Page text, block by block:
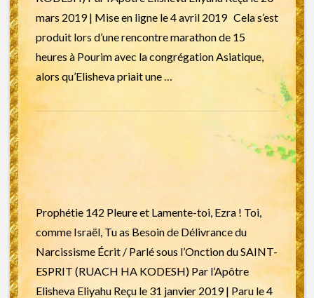
mars 2019 | Mise en ligne le 4 avril 2019 Cela s’est
produit lors d’une rencontre marathon de 15
heures à Pourim avec la congrégation Asiatique,
alors qu’Elisheva priait une …
Prophétie 142 Pleure et Lamente-toi, Ezra ! Toi,
comme Israël, Tu as Besoin de Délivrance du
Narcissisme Écrit / Parlé sous l’Onction du SAINT-
ESPRIT (RUACH HA KODESH) Par l’Apôtre
Elisheva Eliyahu Reçu le 31 janvier 2019 | Paru le 4